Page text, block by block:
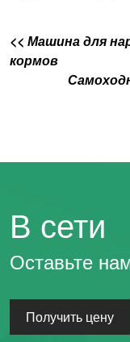
<< Машина для
кормов
В сети
Оставьте
Получить цену